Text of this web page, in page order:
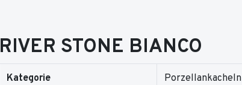
RIVER STONE BIANCO
Kategorie Porzellankacheln